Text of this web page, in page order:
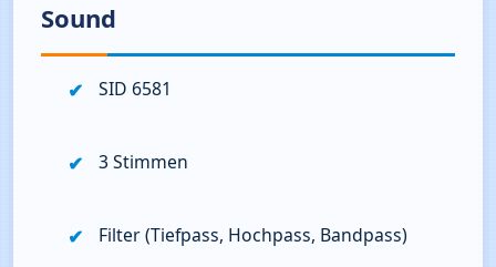
Sound
SID 6581
3 Stimmen
Filter (Tiefpass, Hochpass, Bandpass)